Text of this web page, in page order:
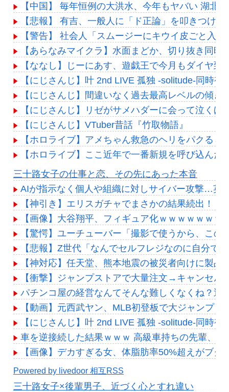
【中国】 毎年恒例の大洪水、今年もヤバい 湖北
【悲報】 有吉、一般人に「ド正論」を叩きつけ
【警告】 社会人「スムージーにキウイ皮ごと入
【あらなみマイクラ】水面まどか、切り抜き同
【ななし】じーにあす、遊戯王で今月もダイヤ
【にじさんじ】叶 2nd LIVE 孤独 -solitude-同時
【にじさんじ】間違いなく過去最高レベルの傾き
【にじさんじ】リゼがサメハダーに会って泣くほ
【にじさんじ】VTuber昔話『竹取物語』
【ホロライブ】アメちゃん救急のヘリをパクる→
【ホロライブ】ここ近年で一番新規を呼び込んだ
Powered by livedoor 相互RSS
三十路女子の仕事と恋、その先にあった本音
AIが指示なく個人や組織に対しサイバー攻撃…英
【神引き】エリスガチャでまさかの結果続出！？
【画像】大谷翔平、フィギュア化ｗｗｗｗｗｗｗ
【驚愕】ユーチューバー「撮影で使うから、こ
【悲報】Z世代「なんでセルフレジなのに自分で
【神対応】任天堂、熊本地震の被災者向けに製
【衝撃】ジャンプストアで大量注文→キャンセ
パチンコ屋の経営なんてそんな難しくなくね？
【動画】元西武ヤン、MLB初登板で大ジャンプｗ
【にじさんじ】叶 2nd LIVE 孤独 -solitude-同時
車を逆接続した結果ｗｗｗ 高級車持ちの先輩、
【画像】デカすぎる女、体脂肪率50%超えがブク
Powered by livedoor 相互RSS
三十路女子×後輩男子、近づく心とすれ違い